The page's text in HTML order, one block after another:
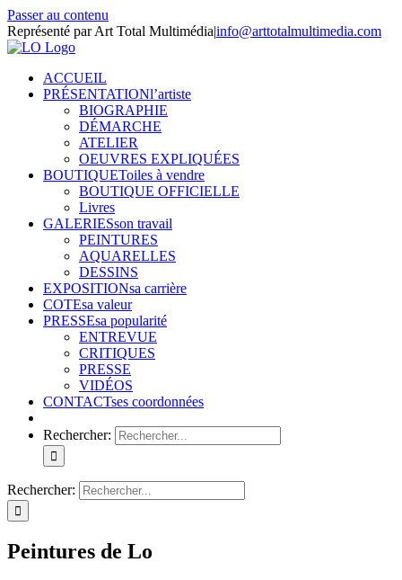
Passer au contenu
Représenté par Art Total Multimédia|info@arttotalmultimedia.com
ACCUEIL
PRÉSENTATIONl’artiste
BIOGRAPHIE
DÉMARCHE
ATELIER
OEUVRES EXPLIQUÉES
BOUTIQUEToiles à vendre
BOUTIQUE OFFICIELLE
Livres
GALERIESson travail
PEINTURES
AQUARELLES
DESSINS
EXPOSITIONsa carrière
COTEsa valeur
PRESSEsa popularité
ENTREVUE
CRITIQUES
PRESSE
VIDÉOS
CONTACTses coordonnées
Rechercher:
Rechercher:
Peintures de Lo